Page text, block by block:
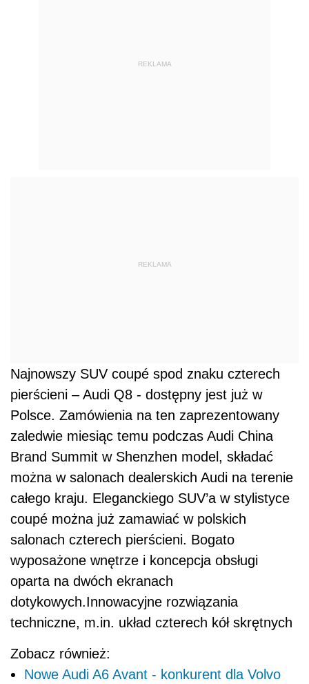
REKLAMA
REKLAMA
Najnowszy SUV coupé spod znaku czterech
pierścieni – Audi Q8 - dostępny jest już w
Polsce. Zamówienia na ten zaprezentowany
zaledwie miesiąc temu podczas Audi China
Brand Summit w Shenzhen model, składać
można w salonach dealerskich Audi na terenie
całego kraju. Eleganckiego SUV’a w stylistyce
coupé można już zamawiać w polskich
salonach czterech pierścieni. Bogato
wyposażone wnętrze i koncepcja obsługi
oparta na dwóch ekranach
dotykowych.Innowacyjne rozwiązania
techniczne, m.in. układ czterech kół skrętnych
Zobacz również:
Nowe Audi A6 Avant - konkurent dla Volvo